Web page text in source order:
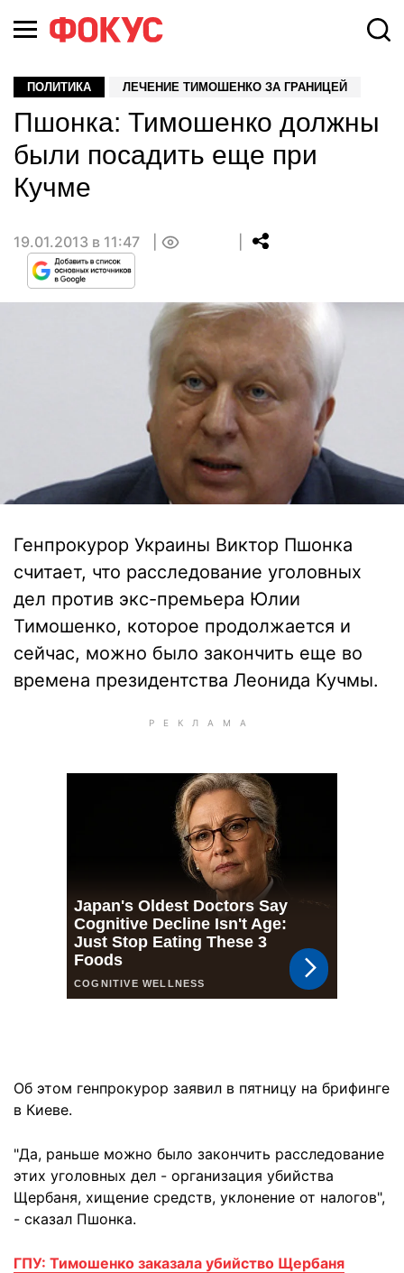
ПОЛИТИКА ЛЕЧЕНИЕ ТИМОШЕНКО ЗА ГРАНИЦЕЙ
Пшонка: Тимошенко должны
были посадить еще при
Кучме
19.01.2013 в 11:47
Генпрокурор Украины Виктор Пшонка
считает, что расследование уголовных
дел против экс-премьера Юлии
Тимошенко, которое продолжается и
сейчас, можно было закончить еще во
времена президентства Леонида Кучмы.
Об этом генпрокурор заявил в пятницу на брифинге
в Киеве.
"Да, раньше можно было закончить расследование
этих уголовных дел - организация убийства
Щербаня, хищение средств, уклонение от налогов",
- сказал Пшонка.
ГПУ: Тимошенко заказала убийство Щербаня